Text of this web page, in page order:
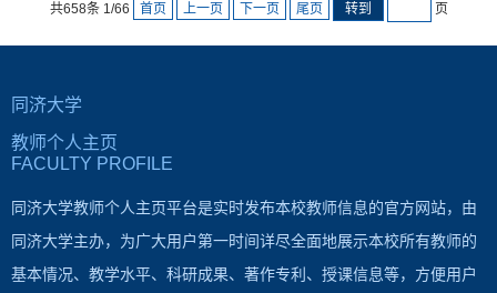
共658条 1 /66 首页 上一页 下一页 尾页 转到 页
同济大学
教师个人主页
FACULTY PROFILE
同济大学教师个人主页平台是实时发布本校教师信息的官方网站，由
同济大学主办，为广大用户第一时间详尽全面地展示本校所有教师的
基本情况、教学水平、科研成果、著作专利、授课信息等，方便用户